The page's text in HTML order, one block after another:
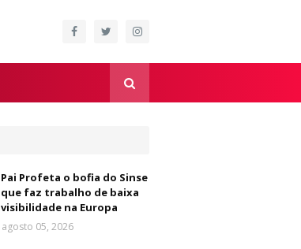
Pai Profeta o bofia do Sinse
que faz trabalho de baixa
visibilidade na Europa
agosto 05, 2026